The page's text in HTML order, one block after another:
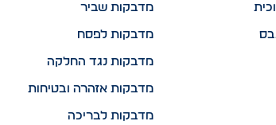
מדבקות שביר
מדבקות לפסח
מדבקות נגד החלקה
מדבקות אזהרה ובטיחות
מדבקות לבריכה